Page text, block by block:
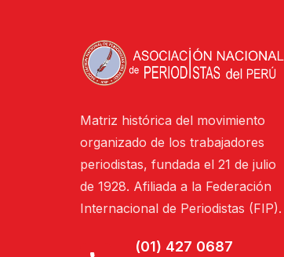
Matriz histórica del movimiento
organizado de los trabajadores
periodistas, fundada el 21 de julio
de 1928. Afiliada a la Federación
Internacional de Periodistas (FIP).
(01) 427 0687